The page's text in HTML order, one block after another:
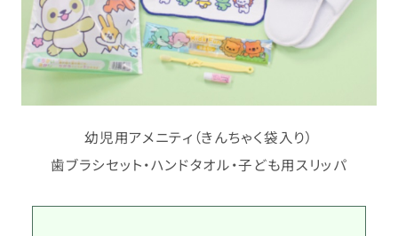
幼児用アメニティ（きんちゃく袋入り）
歯ブラシセット・ハンドタオル・子ども用スリッパ